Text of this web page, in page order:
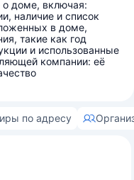
доме, включая:
наличие и список
в доме,
такие как год
и использованные
компании: её
по адресу